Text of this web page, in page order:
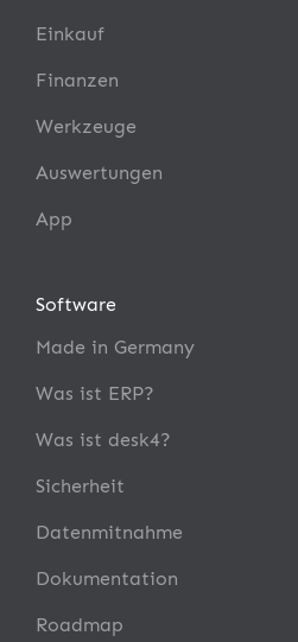
Einkauf
Finanzen
Werkzeuge
Auswertungen
App
Software
Made in Germany
Was ist ERP?
Was ist desk4?
Sicherheit
Datenmitnahme
Dokumentation
Roadmap